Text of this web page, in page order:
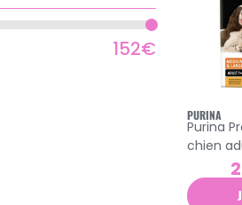
152€
PURINA
Purina
chien
large